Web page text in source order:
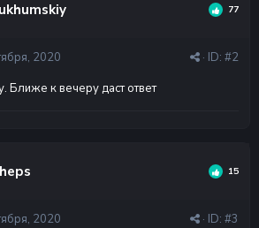
77
· ID: #2
2020
Ближе к вечеру даст ответ
15
· ID: #3
2020